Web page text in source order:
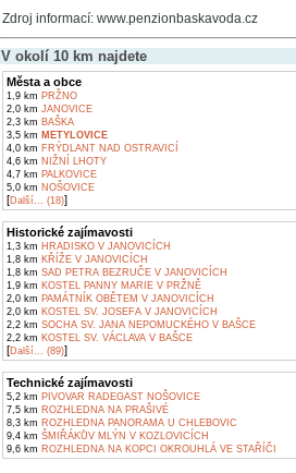
Zdroj informací: www.penzionbaskavoda.cz
V okolí 10 km najdete
Města a obce
1,9 km PRŽNO
2,0 km JANOVICE
2,3 km BAŠKA
3,5 km METYLOVICE
4,0 km FRÝDLANT NAD OSTRAVICÍ
4,6 km NIŽNÍ LHOTY
4,7 km PALKOVICE
5,0 km NOŠOVICE
[Další... (18)]
Historické zajímavosti
1,3 km HRADISKO V JANOVICÍCH
1,8 km KŘÍŽE V JANOVICÍCH
1,8 km SAD PETRA BEZRUČE V JANOVICÍCH
1,9 km KOSTEL PANNY MARIE V PRŽNĚ
2,0 km PAMÁTNÍK OBĚTEM V JANOVICÍCH
2,0 km KOSTEL SV. JOSEFA V JANOVICÍCH
2,2 km SOCHA SV. JANA NEPOMUCKÉHO V BAŠCE
2,2 km KOSTEL SV. VÁCLAVA V BAŠCE
[Další... (89)]
Technické zajímavosti
5,2 km PIVOVAR RADEGAST NOŠOVICE
7,5 km ROZHLEDNA NA PRAŠIVÉ
8,3 km ROZHLEDNA PANORAMA U CHLEBOVIC
9,4 km ŠMIŘÁKŮV MLÝN V KOZLOVICÍCH
9,6 km ROZHLEDNA NA KOPCI OKROUHLÁ VE STAŘÍČI